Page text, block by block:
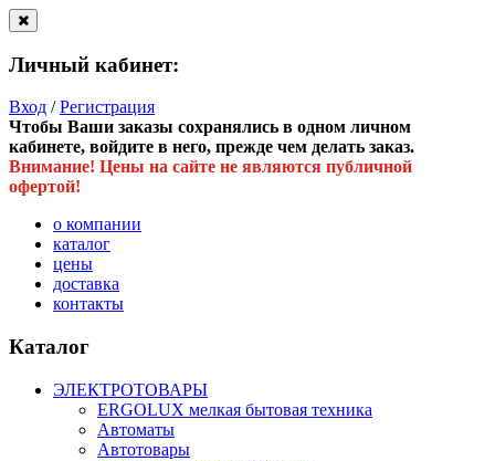
Личный кабинет:
Вход /Регистрация
Чтобы Ваши заказы сохранялись в одном личном
кабинете, войдите в него, прежде чем делать заказ.
Внимание! Цены на сайте не являются публичной
офертой!
о компании
каталог
цены
доставка
контакты
Каталог
ЭЛЕКТРОТОВАРЫ
ERGOLUX мелкая бытовая техника
Автоматы
Автотовары